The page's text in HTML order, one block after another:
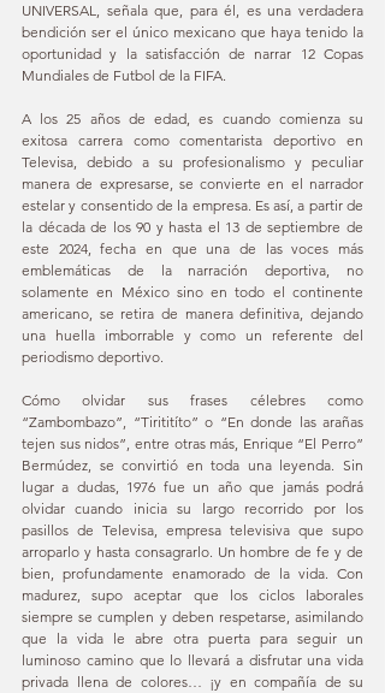
UNIVERSAL, señala que, para él, es una verdadera
bendición ser el único mexicano que haya tenido la
oportunidad y la satisfacción de narrar 12 Copas
Mundiales de Futbol de la FIFA.
A los 25 años de edad, es cuando comienza su
exitosa carrera como comentarista deportivo en
Televisa, debido a su profesionalismo y peculiar
manera de expresarse, se convierte en el narrador
estelar y consentido de la empresa. Es así, a partir de
la década de los 90 y hasta el 13 de septiembre de
este 2024, fecha en que una de las voces más
emblemáticas de la narración deportiva, no
solamente en México sino en todo el continente
americano, se retira de manera definitiva, dejando
una huella imborrable y como un referente del
periodismo deportivo.
Cómo olvidar sus frases célebres como
“Zambombazo”, “Tirititíto” o “En donde las arañas
tejen sus nidos”, entre otras más, Enrique “El Perro”
Bermúdez, se convirtió en toda una leyenda. Sin
lugar a dudas, 1976 fue un año que jamás podrá
olvidar cuando inicia su largo recorrido por los
pasillos de Televisa, empresa televisiva que supo
arroparlo y hasta consagrarlo. Un hombre de fe y de
bien, profundamente enamorado de la vida. Con
madurez, supo aceptar que los ciclos laborales
siempre se cumplen y deben respetarse, asimilando
que la vida le abre otra puerta para seguir un
luminoso camino que lo llevará a disfrutar una vida
privada llena de colores… ¡y en compañía de su